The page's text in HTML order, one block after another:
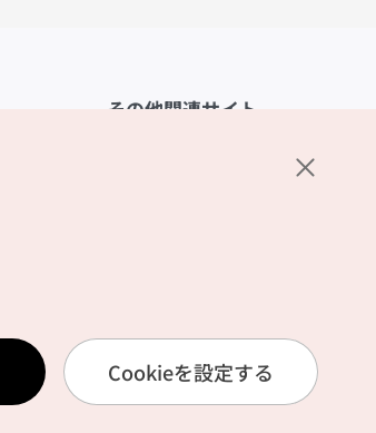
その他関連サイト
Cookieを設定する